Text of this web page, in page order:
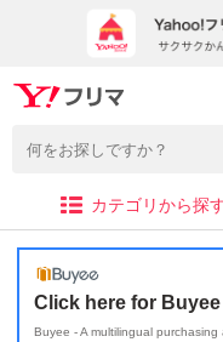
カテゴリから探
Click here for Buyee
Buyee - A multilingual